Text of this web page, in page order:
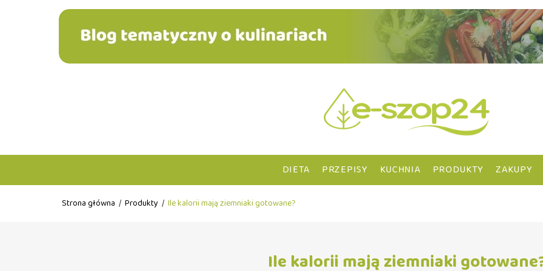
DIETA PRZEPISY KUCHNIA PRODUKTY ZAKUPY
Strona główna / Produkty / Ile kalorii mają ziemniaki gotowane?
Ile kalorii mają ziemniaki